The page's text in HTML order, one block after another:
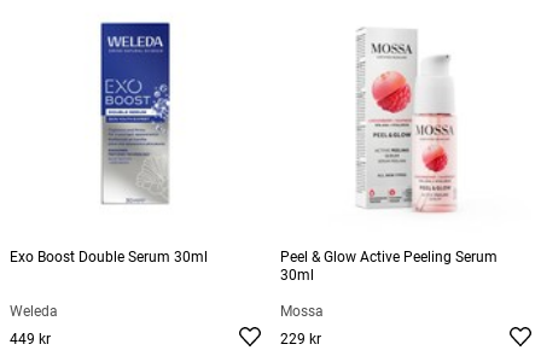
Exo Boost Double Serum 30ml
Weleda
Pris:
449 kr
Peel & Glow Active Peeling Serum
30ml
Mossa
Pris:
229 kr